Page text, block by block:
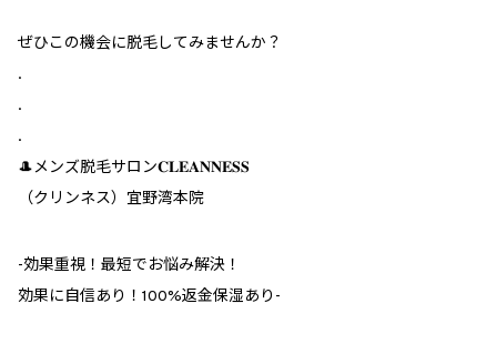
ぜひこの機会に脱毛してみませんか？
.
.
.
🎩メンズ脱毛サロン𝐂𝐋𝐄𝐀𝐍𝐍𝐄𝐒𝐒
（クリンネス）宜野湾本院
︎-効果重視！最短でお悩み解決！
効果に自信あり！100%返金保湿あり-